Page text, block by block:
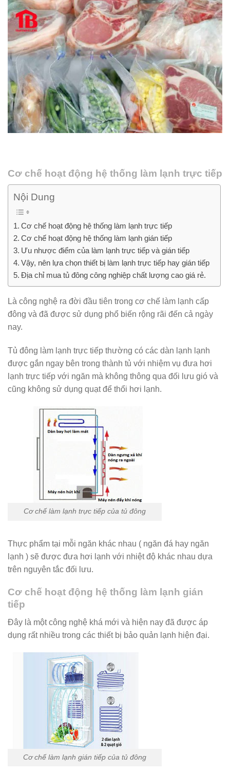
Cơ chế hoạt động hệ thống làm lạnh trực tiếp
Nội Dung
Cơ chế hoạt động hệ thống làm lạnh trực tiếp
Cơ chế hoạt động hệ thống làm lạnh gián tiếp
Ưu nhược điểm của làm lạnh trực tiếp và gián tiếp
Vậy, nên lựa chọn thiết bị làm lạnh trực tiếp hay gián tiếp
Địa chỉ mua tủ đông công nghiệp chất lượng cao giá rẻ.
Là công nghệ ra đời đầu tiên trong cơ chế làm lạnh cấp
đông và đã được sử dụng phổ biến rộng rãi đến cả ngày
nay.
Tủ đông làm lạnh trực tiếp thường có các dàn lạnh lạnh
được gắn ngay bên trong thành tủ với nhiệm vụ đưa hơi
lạnh trực tiếp với ngăn mà không thông qua đối lưu gió và
cũng không sử dụng quạt để thổi hơi lạnh.
Cơ chế làm lạnh trực tiếp của tủ đông
Thực phẩm tại mỗi ngăn khác nhau ( ngăn đá hay ngăn
lạnh ) sẽ được đưa hơi lạnh với nhiệt độ khác nhau dựa
trên nguyên tắc đối lưu.
Cơ chế hoạt động hệ thống làm lạnh gián
tiếp
Đây là một công nghệ khá mới và hiện nay đã được áp
dụng rất nhiều trong các thiết bị bảo quản lạnh hiện đại.
Cơ chế làm lạnh gián tiếp của tủ đông